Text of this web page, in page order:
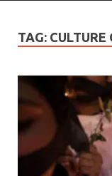
TAG: CULTURE